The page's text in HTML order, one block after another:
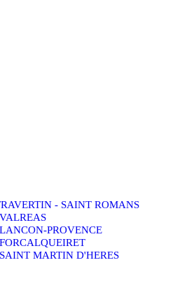
- SAINT ROMANS
PROVENCE
MARTIN D'HERES